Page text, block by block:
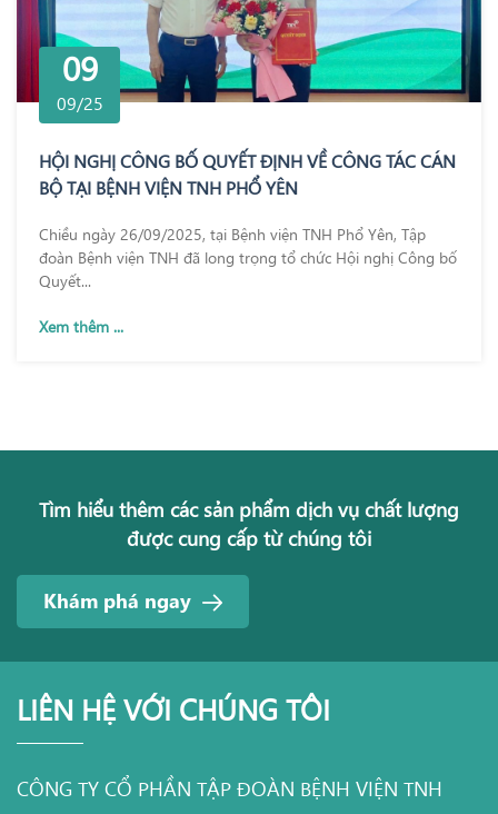
09
09/25
HỘI NGHỊ CÔNG BỐ QUYẾT ĐỊNH VỀ CÔNG TÁC CÁN
BỘ TẠI BỆNH VIỆN TNH PHỔ YÊN
Chiều ngày 26/09/2025, tại Bệnh viện TNH Phổ Yên, Tập
đoàn Bệnh viện TNH đã long trọng tổ chức Hội nghị Công bố
Quyết...
Xem thêm ...
Tìm hiểu thêm các sản phẩm dịch vụ chất lượng
được cung cấp từ chúng tôi
Khám phá ngay
LIÊN HỆ VỚI CHÚNG TÔI
CÔNG TY CỔ PHẦN TẬP ĐOÀN BỆNH VIỆN TNH